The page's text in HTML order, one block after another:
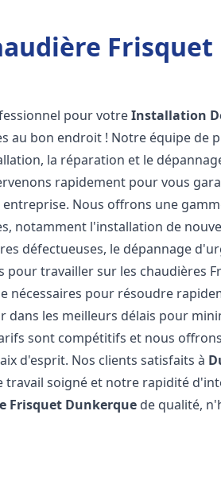
Frisquet
pour votreInstallation
au bon endroit ! Notre équipe de
la réparation et le
rapidement pour vous
Nous offrons une
notamment l'installation de
défectueuses, le dépannage
pour travailler sur les chaudières
nécessaires pour résoudre
dans les meilleurs délais pour
sont compétitifs et nous
d'esprit. Nos clients satisfaits à
travail soigné et notre rapidité
Frisquet Dunkerque de qualité,